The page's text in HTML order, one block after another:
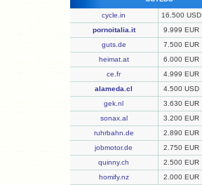
cycle.in 16.500 USD
pornoitalia.it
9.999 EUR
guts.de
7.500 EUR
heimat.at
6.000 EUR
ce.fr
4.999 EUR
alameda.cl
4.500 USD
gek.nl
3.630 EUR
sonax.al
3.200 EUR
ruhrbahn.de
2.890 EUR
jobmotor.de
2.750 EUR
quinny.ch
2.500 EUR
homify.nz
2.000 EUR